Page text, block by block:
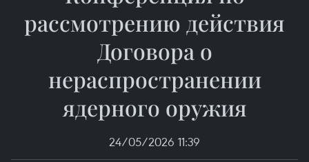
рассмотрению действия
Договора о
нераспространении
ядерного оружия
24/05/2026 11:39